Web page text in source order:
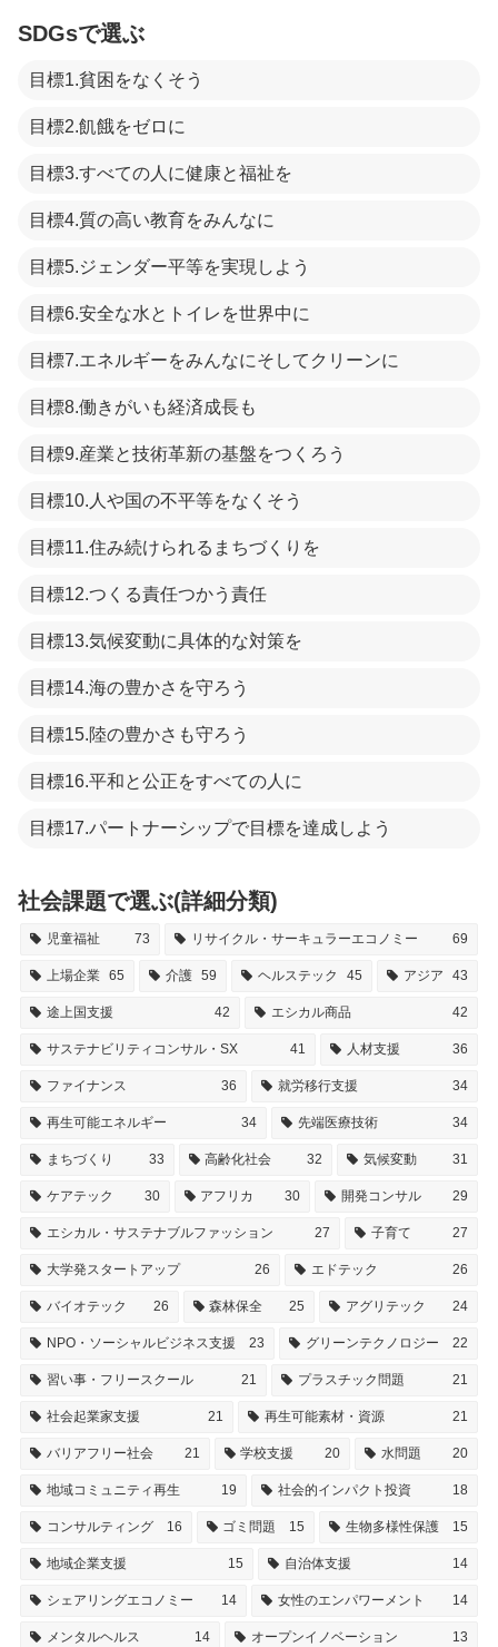
SDGsで選ぶ
目標1.貧困をなくそう
目標2.飢餓をゼロに
目標3.すべての人に健康と福祉を
目標4.質の高い教育をみんなに
目標5.ジェンダー平等を実現しよう
目標6.安全な水とトイレを世界中に
目標7.エネルギーをみんなにそしてクリーンに
目標8.働きがいも経済成長も
目標9.産業と技術革新の基盤をつくろう
目標10.人や国の不平等をなくそう
目標11.住み続けられるまちづくりを
目標12.つくる責任つかう責任
目標13.気候変動に具体的な対策を
目標14.海の豊かさを守ろう
目標15.陸の豊かさも守ろう
目標16.平和と公正をすべての人に
目標17.パートナーシップで目標を達成しよう
社会課題で選ぶ(詳細分類)
児童福祉 73 リサイクル・サーキュラーエコノミー 69
上場企業 65 介護 59 ヘルステック 45 アジア 43
途上国支援 42 エシカル商品 42
サステナビリティコンサル・SX 41 人材支援 36
ファイナンス 36 就労移行支援 34
再生可能エネルギー 34 先端医療技術 34
まちづくり 33 高齢化社会 32 気候変動 31
ケアテック 30 アフリカ 30 開発コンサル 29
エシカル・サステナブルファッション 27 子育て 27
大学発スタートアップ 26 エドテック 26
バイオテック 26 森林保全 25 アグリテック 24
NPO・ソーシャルビジネス支援 23 グリーンテクノロジー 22
習い事・フリースクール 21 プラスチック問題 21
社会起業家支援 21 再生可能素材・資源 21
バリアフリー社会 21 学校支援 20 水問題 20
地域コミュニティ再生 19 社会的インパクト投資 18
コンサルティング 16 ゴミ問題 15 生物多様性保護 15
地域企業支援 15 自治体支援 14
シェアリングエコノミー 14 女性のエンパワーメント 14
メンタルヘルス 14 オープンイノベーション 13